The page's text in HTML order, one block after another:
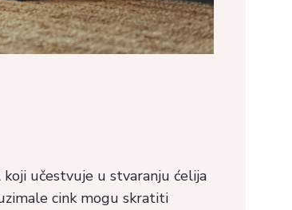
koji učestvuje u stvaranju ćelija
cink mogu skratiti